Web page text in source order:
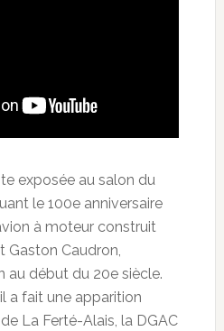
exposée au salon du
le 100e anniversaire
à moteur construit
Gaston Caudron,
au début du 20e siècle.
a fait une apparition
La Ferté-Alais, la DGAC